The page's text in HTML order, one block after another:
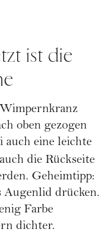
ist die
oben gezogen
auch eine leichte
die Rückseite
Geheimtipp:
Augenlid drücken.
Farbe
dichter.